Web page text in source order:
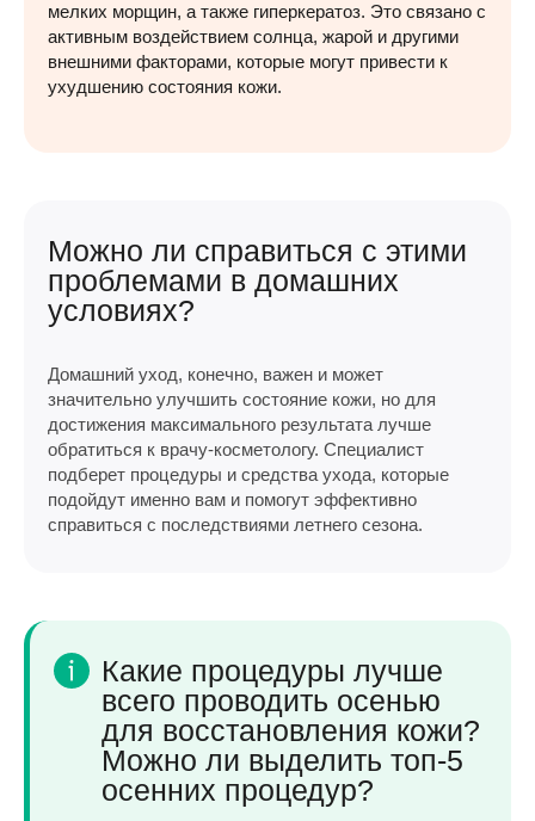
мелких морщин, а также гиперкератоз. Это связано с
активным воздействием солнца, жарой и другими
внешними факторами, которые могут привести к
ухудшению состояния кожи.
Можно ли справиться с этими
проблемами в домашних
условиях?
Домашний уход, конечно, важен и может
значительно улучшить состояние кожи, но для
достижения максимального результата лучше
обратиться к врачу-косметологу. Специалист
подберет процедуры и средства ухода, которые
подойдут именно вам и помогут эффективно
справиться с последствиями летнего сезона.
Какие процедуры лучше
всего проводить осенью
для восстановления кожи?
Можно ли выделить топ-5
осенних процедур?